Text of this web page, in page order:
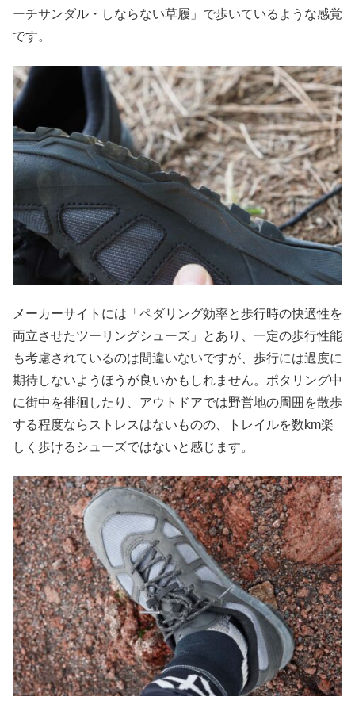
ーチサンダル・しならない草履」で歩いているような感覚
です。
メーカーサイトには「ペダリング効率と歩行時の快適性を
両立させたツーリングシューズ」とあり、一定の歩行性能
も考慮されているのは間違いないですが、歩行には過度に
期待しないようほうが良いかもしれません。ポタリング中
に街中を徘徊したり、アウトドアでは野営地の周囲を散歩
する程度ならストレスはないものの、トレイルを数km楽
しく歩けるシューズではないと感じます。